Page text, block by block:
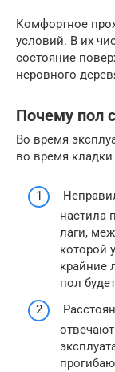
Комфортное
условий. В их
состояние
неровного
Почему пол
Во время
во время
настила
лаги,
которой
крайние
пол